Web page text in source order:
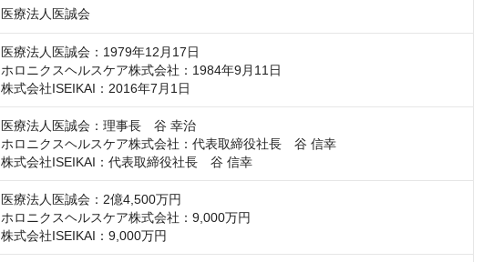
医療法人医誠会
医療法人医誠会：1979年12月17日
ホロニクスヘルスケア株式会社：1984年9月11日
株式会社ISEIKAI：2016年7月1日
医療法人医誠会：理事長　谷 幸治
ホロニクスヘルスケア株式会社：代表取締役社長　谷 信幸
株式会社ISEIKAI：代表取締役社長　谷 信幸
医療法人医誠会：2億4,500万円
ホロニクスヘルスケア株式会社：9,000万円
株式会社ISEIKAI：9,000万円